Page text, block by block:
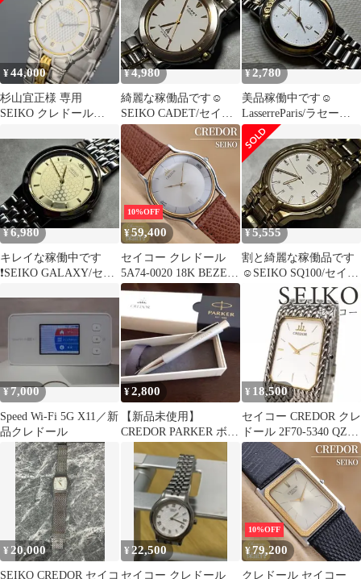
¥44,000
杉山宜正様 専用
SEIKO クレドール
ゼル
¥4,980
綺麗な稼働品です☺︎
SEIKO CADET/セイコ
ーカデットクォーツメ
ンズウォッチ
¥2,780
美品稼働中です☺︎
LasserreParis/ラセール
パリス/SEIKO VX51
¥6,980
キレイな稼働中です
❗️SEIKO GALAXY/セイ
10%OFF
¥59,400
セイコー クレドール
5A74-0020 18K BEZEL
シルバー コンビ クォー
ツ メンズ ヴィンテージ
31.5mm 1986年製 電池
交換済 【６ヶ月保証】
CH496
¥5,555
割と綺麗な稼働品です
☺︎SEIKO SQ100/セイコ
ーSQ100メンズウォッ
¥7,000
Speed Wi-Fi 5G X11／新
品クレドール
¥2,800
【新品未使用】
CREDOR PARKER ボー
¥ 18,500
セイコー CREDOR クレ
ドール 2F70-5340 QZ
動作未確認
¥ 20,000
SEIKO CREDOR セイコ
¥ 22,500
セイコー クレドール
10%OFF
¥79,200
クレドール セイコー